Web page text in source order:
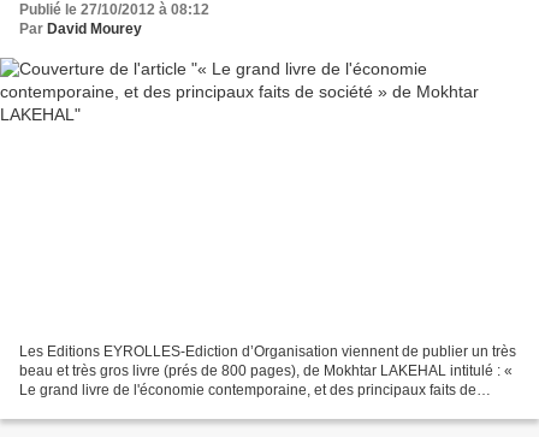
Publié le 27/10/2012 à 08:12
Par David Mourey
Les Editions EYROLLES-Ediction d’Organisation viennent de publier un très
beau et très gros livre (prés de 800 pages), de Mokhtar LAKEHAL intitulé : «
Le grand livre de l'économie contemporaine, et des principaux faits de